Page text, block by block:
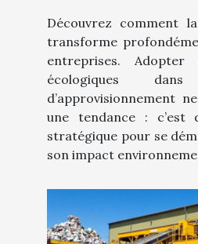
Découvrez comment
transforme
entreprises. Adopter
écologiques
d’approvisionnement
une tendance : c’est
stratégique pour se
son impact